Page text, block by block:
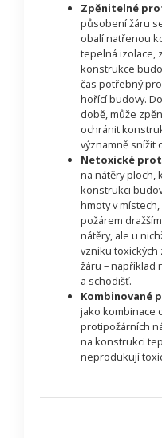
Zpěnitelné
působení žáru
obalí natřenou
tepelná izolace,
konstrukce
čas potřebný
hořící budovy.
době, může
ochránit
významně snížit
Netoxické
na nátěry ploch,
konstrukci
hmoty v
požárem
nátěry, ale u
vzniku
žáru – například
a schodišť.
Kombinované
jako kombinace
protipožárních
na konstrukci
neprodukují